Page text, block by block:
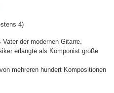
4)
der modernen Gitarre.
erlangte als Komponist große
mehreren hundert Kompositionen